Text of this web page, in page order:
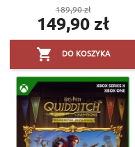
Cena
podstawowa
189,90 zł
Cena
149,90 zł
 DO KOSZYKA